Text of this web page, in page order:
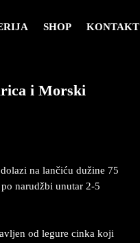
SHOP KONTAKT
i Morski
na lančiću dužine 75
narudžbi unutar 2-5
od legure cinka koji